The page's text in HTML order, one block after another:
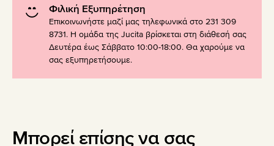
Φιλική Εξυπηρέτηση
Επικοινωνήστε μαζί μας τηλεφωνικά στο 231 309
8731. Η ομάδα της Jucita βρίσκεται στη διάθεσή σας
Δευτέρα έως Σάββατο 10:00-18:00. Θα χαρούμε να
σας εξυπηρετήσουμε.
Μπορεί επίσης να σας